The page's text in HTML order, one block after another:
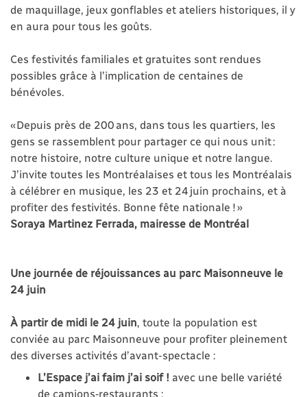
de maquillage, jeux gonflables et ateliers historiques, il y
en aura pour tous les goûts.
Ces festivités familiales et gratuites sont rendues
possibles grâce à l’implication de centaines de
bénévoles.
« Depuis près de 200 ans, dans tous les quartiers, les
gens se rassemblent pour partager ce qui nous unit :
notre histoire, notre culture unique et notre langue.
J’invite toutes les Montréalaises et tous les Montréalais
à célébrer en musique, les 23 et 24 juin prochains, et à
profiter des festivités. Bonne fête nationale ! »
Soraya Martinez Ferrada, mairesse de Montréal
Une journée de réjouissances au parc Maisonneuve le
24 juin
À partir de midi le 24 juin , toute la population est
conviée au parc Maisonneuve pour profiter pleinement
des diverses activités d’avant-spectacle :
L’Espace j’ai faim j’ai soif ! avec une belle variété
de camions‑restaurants ;